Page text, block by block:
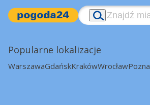
Popularne lokalizacje
WarszawaGdańskKrakówWrocław